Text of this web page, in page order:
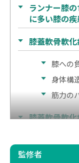
ランナー膝
に多い膝の
膝蓋軟骨軟
膝への
身体構
筋力の
膝蓋軟骨軟
監修者